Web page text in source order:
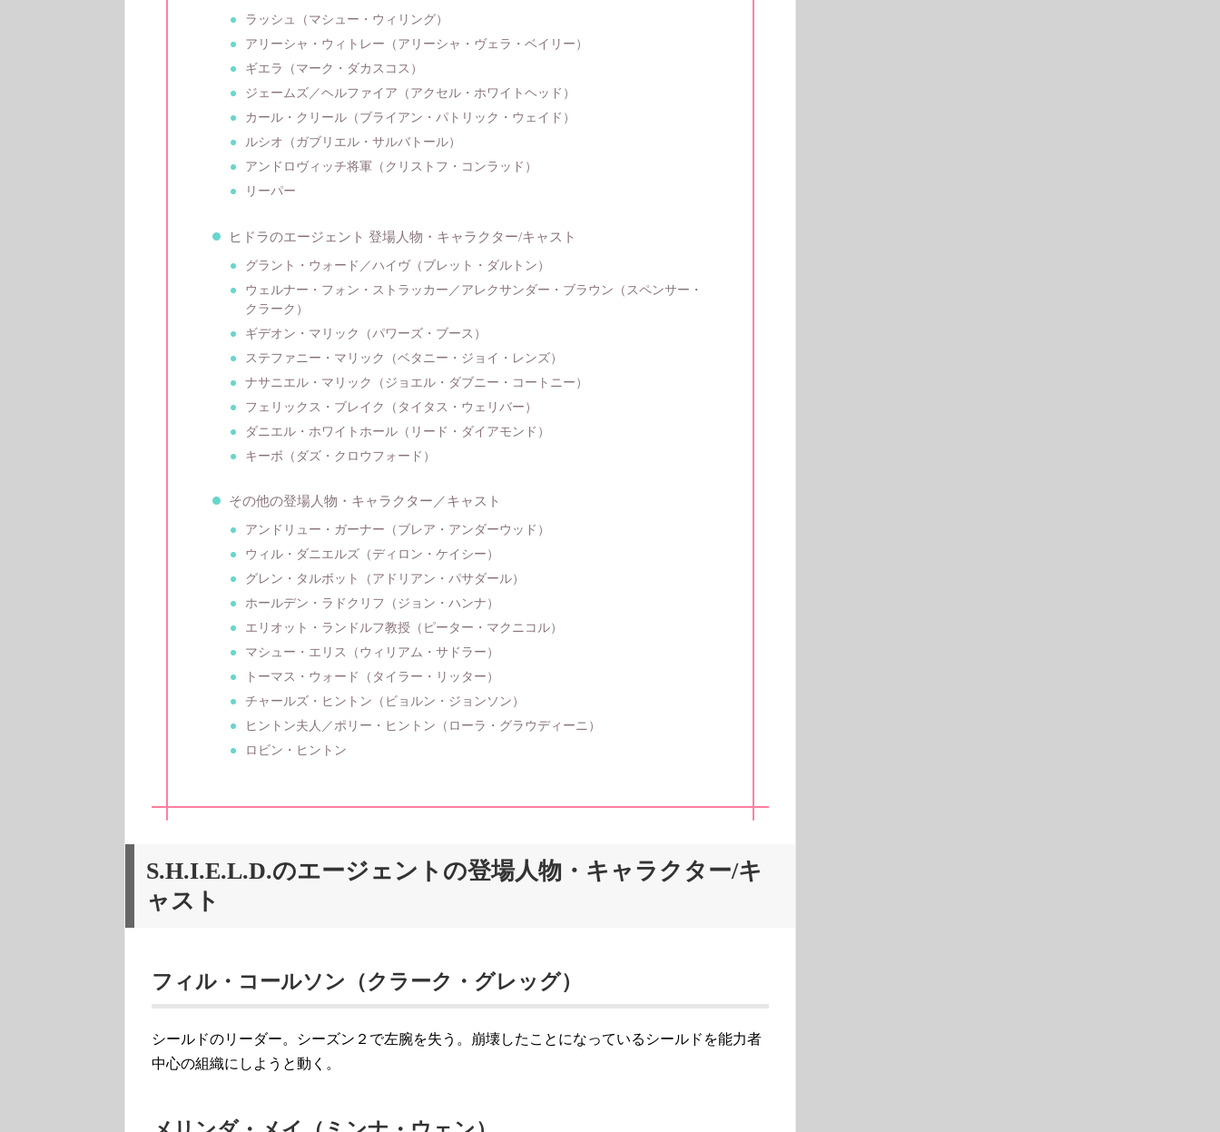
ラッシュ（マシュー・ウィリング）
アリーシャ・ウィトレー（アリーシャ・ヴェラ・ベイリー）
ギエラ（マーク・ダカスコス）
ジェームズ／ヘルファイア（アクセル・ホワイトヘッド）
カール・クリール（ブライアン・パトリック・ウェイド）
ルシオ（ガブリエル・サルバトール）
アンドロヴィッチ将軍（クリストフ・コンラッド）
リーパー
ヒドラのエージェント 登場人物・キャラクター/キャスト
グラント・ウォード／ハイヴ（ブレット・ダルトン）
ウェルナー・フォン・ストラッカー／アレクサンダー・ブラウン（スペンサー・
クラーク）
ギデオン・マリック（パワーズ・ブース）
ステファニー・マリック（ベタニー・ジョイ・レンズ）
ナサニエル・マリック（ジョエル・ダブニー・コートニー）
フェリックス・ブレイク（タイタス・ウェリバー）
ダニエル・ホワイトホール（リード・ダイアモンド）
キーボ（ダズ・クロウフォード）
その他の登場人物・キャラクター／キャスト
アンドリュー・ガーナー（ブレア・アンダーウッド）
ウィル・ダニエルズ（ディロン・ケイシー）
グレン・タルボット（アドリアン・パサダール）
ホールデン・ラドクリフ（ジョン・ハンナ）
エリオット・ランドルフ教授（ピーター・マクニコル）
マシュー・エリス（ウィリアム・サドラー）
トーマス・ウォード（タイラー・リッター）
チャールズ・ヒントン（ビョルン・ジョンソン）
ヒントン夫人／ポリー・ヒントン（ローラ・グラウディーニ）
ロビン・ヒントン
S.H.I.E.L.D.のエージェントの登場人物・キャラクター/キ
ャスト
フィル・コールソン（クラーク・グレッグ）
シールドのリーダー。シーズン２で左腕を失う。崩壊したことになっているシールドを能力者
中心の組織にしようと動く。